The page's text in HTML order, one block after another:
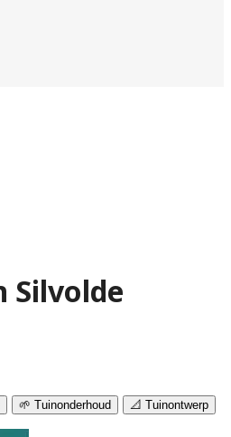
Silvolde
🌱 Tuinonderhoud 📐 Tuinontwerp